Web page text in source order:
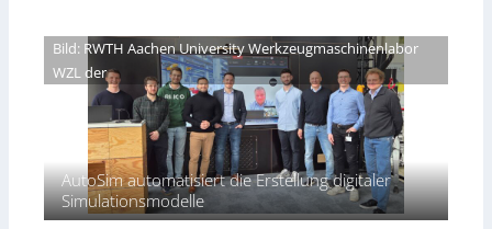
P
r
e
s
i
d
e
n
t
l
i
s
d
e
s
S
c
h
w
u
n
d
S
o
v
e
r
e
Bild: RWTH Aachen University Werkzeugmaschinenlabor
WZL der
AutoSim automatisiert die Erstellung digitaler
Simulationsmodelle